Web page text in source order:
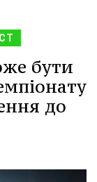
бути
до